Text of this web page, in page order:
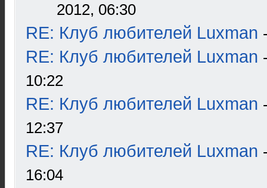
2012, 06:30
RE: Клуб любителей Luxman
RE: Клуб любителей Luxman
10:22
RE: Клуб любителей Luxman
12:37
RE: Клуб любителей Luxman
16:04